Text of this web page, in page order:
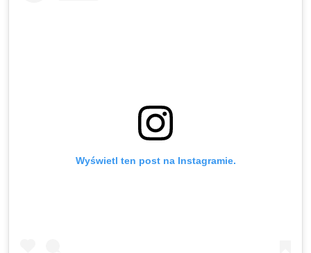
Wyświetl ten post na Instagramie.